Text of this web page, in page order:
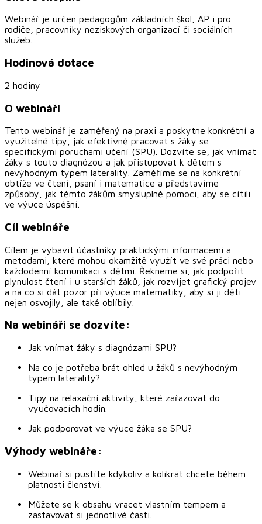
Webinář je určen pedagogům základních škol, AP i pro
rodiče, pracovníky neziskových organizací či sociálních
služeb.
Hodinová dotace
2 hodiny
O webináři
Tento webinář je zaměřený na praxi a poskytne konkrétní a
využitelné tipy, jak efektivně pracovat s žáky se
specifickými poruchami učení (SPU). Dozvíte se, jak vnímat
žáky s touto diagnózou a jak přistupovat k dětem s
nevýhodným typem laterality. Zaměříme se na konkrétní
obtíže ve čtení, psaní i matematice a představíme
způsoby, jak těmto žákům smysluplně pomoci, aby se cítili
ve výuce úspěšní.
Cíl webináře
Cílem je vybavit účastníky praktickými informacemi a
metodami, které mohou okamžitě využít ve své práci nebo
každodenní komunikaci s dětmi. Řekneme si, jak podpořit
plynulost čtení i u starších žáků, jak rozvíjet grafický projev
a na co si dát pozor při výuce matematiky, aby si ji děti
nejen osvojily, ale také oblíbily.
Na webináři se dozvíte:
Jak vnímat žáky s diagnózami SPU?
Na co je potřeba brát ohled u žáků s nevýhodným
typem laterality?
Tipy na relaxační aktivity, které zařazovat do
vyučovacích hodin.
Jak podporovat ve výuce žáka se SPU?
Výhody webináře:
Webinář si pustíte kdykoliv a kolikrát chcete během
platnosti členství.
Můžete se k obsahu vracet vlastním tempem a
zastavovat si jednotlivé části.